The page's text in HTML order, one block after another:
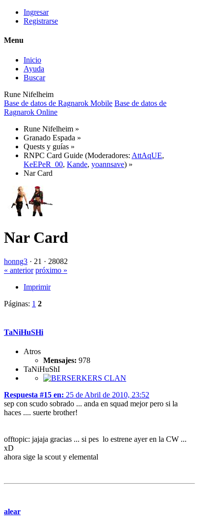
Ingresar
Registrarse
Menu
Inicio
Ayuda
Buscar
Rune Nifelheim
Base de datos de Ragnarok Mobile Base de datos de
Ragnarok Online
Rune Nifelheim »
Granado Espada »
Quests y guías »
RNPC Card Guide (Moderadores: AttAqUE,
KeEPeR_00, Kande, yoannsave) »
Nar Card
Nar Card
honng3 · 21 · 28082
« anterior próximo »
Imprimir
Páginas: 1 2
TaNiHuSHi
Atros
Mensajes: 978
TaNiHuShI
Respuesta #15 en: 25 de Abril de 2010, 23:52
sep con scudo sobrado ... anda en squad mejor pero si la
haces .... suerte brother!
offtopic: jajaja gracias ... si pes lo estrene ayer en la CW ...
xD
ahora sige la scout y elemental
alear